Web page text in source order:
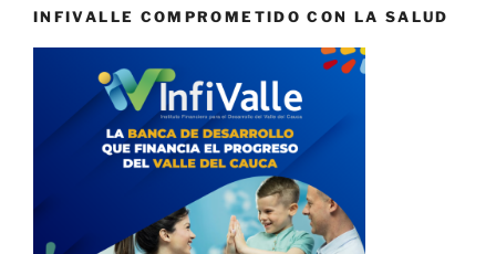
INFIVALLE COMPROMETIDO CON LA SALUD